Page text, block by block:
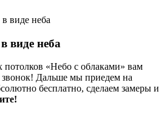
виде неба
виде неба
«Небо с облаками» вам
звонок! Дальше мы приедем на
бесплатно, сделаем замеры и